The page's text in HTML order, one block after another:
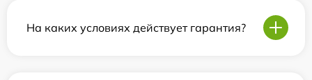
На каких условиях действует гарантия?